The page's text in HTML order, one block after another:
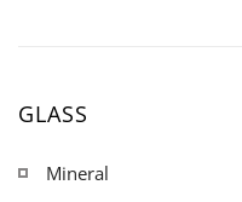
GLASS
Mineral